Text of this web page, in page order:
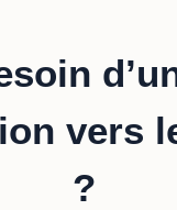
vers
?